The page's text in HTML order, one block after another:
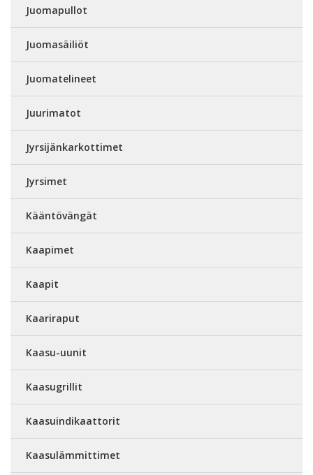
Juomapullot
Juomasäiliöt
Juomatelineet
Juurimatot
Jyrsijänkarkottimet
Jyrsimet
Kääntövängät
Kaapimet
Kaapit
Kaariraput
Kaasu-uunit
Kaasugrillit
Kaasuindikaattorit
Kaasulämmittimet